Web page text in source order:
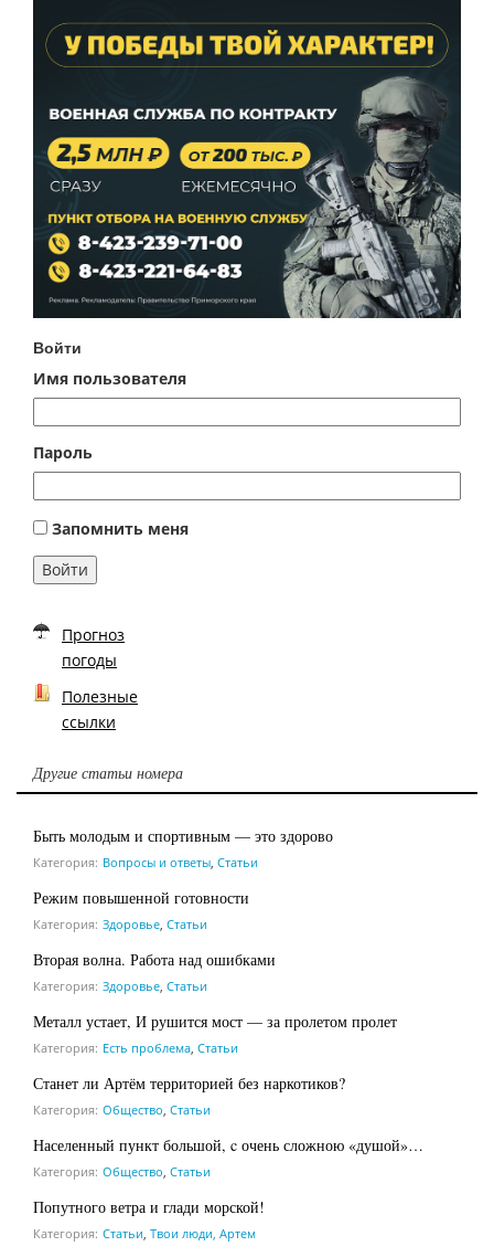
Войти
Имя пользователя
Пароль
Запомнить меня
Войти
Прогноз
погоды
Полезные
ссылки
Другие статьи номера
Быть молодым и спортивным — это здорово
Категория: Вопросы и ответы, Статьи
Режим повышенной готовности
Категория: Здоровье, Статьи
Вторая волна. Работа над ошибками
Категория: Здоровье, Статьи
Металл устает, И рушится мост — за пролетом пролет
Категория: Есть проблема, Статьи
Станет ли Артём территорией без наркотиков?
Категория: Общество, Статьи
Населенный пункт большой, c очень сложною «душой»…
Категория: Общество, Статьи
Попутного ветра и глади морской!
Категория: Статьи, Твои люди, Артем